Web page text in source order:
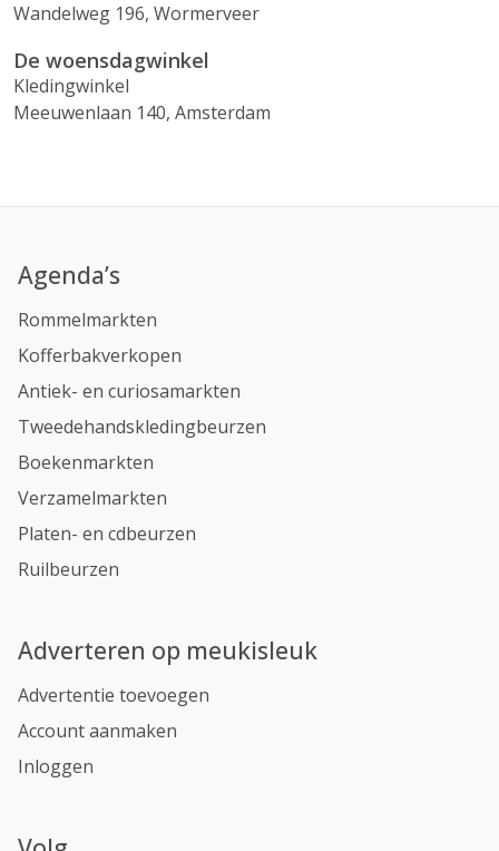
Wandelweg 196, Wormerveer
De woensdagwinkel
Kledingwinkel
Meeuwenlaan 140, Amsterdam
Agenda’s
Rommelmarkten
Kofferbakverkopen
Antiek- en curiosamarkten
Tweedehandskledingbeurzen
Boekenmarkten
Verzamelmarkten
Platen- en cdbeurzen
Ruilbeurzen
Adverteren op meukisleuk
Advertentie toevoegen
Account aanmaken
Inloggen